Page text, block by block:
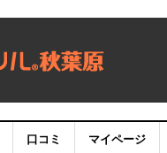
口コミ マイページ
：9月5日（火）22時】コ